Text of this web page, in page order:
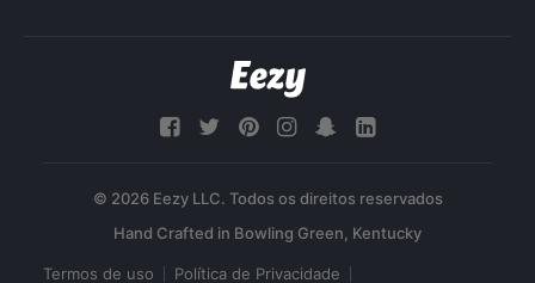
© 2026 Eezy LLC. Todos os direitos reservados
Termos de uso Política de Privacidade